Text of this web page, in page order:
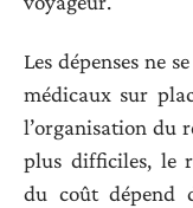
Les dépenses ne
médicaux sur
l’organisation du
plus difficiles, le
du coût dépend